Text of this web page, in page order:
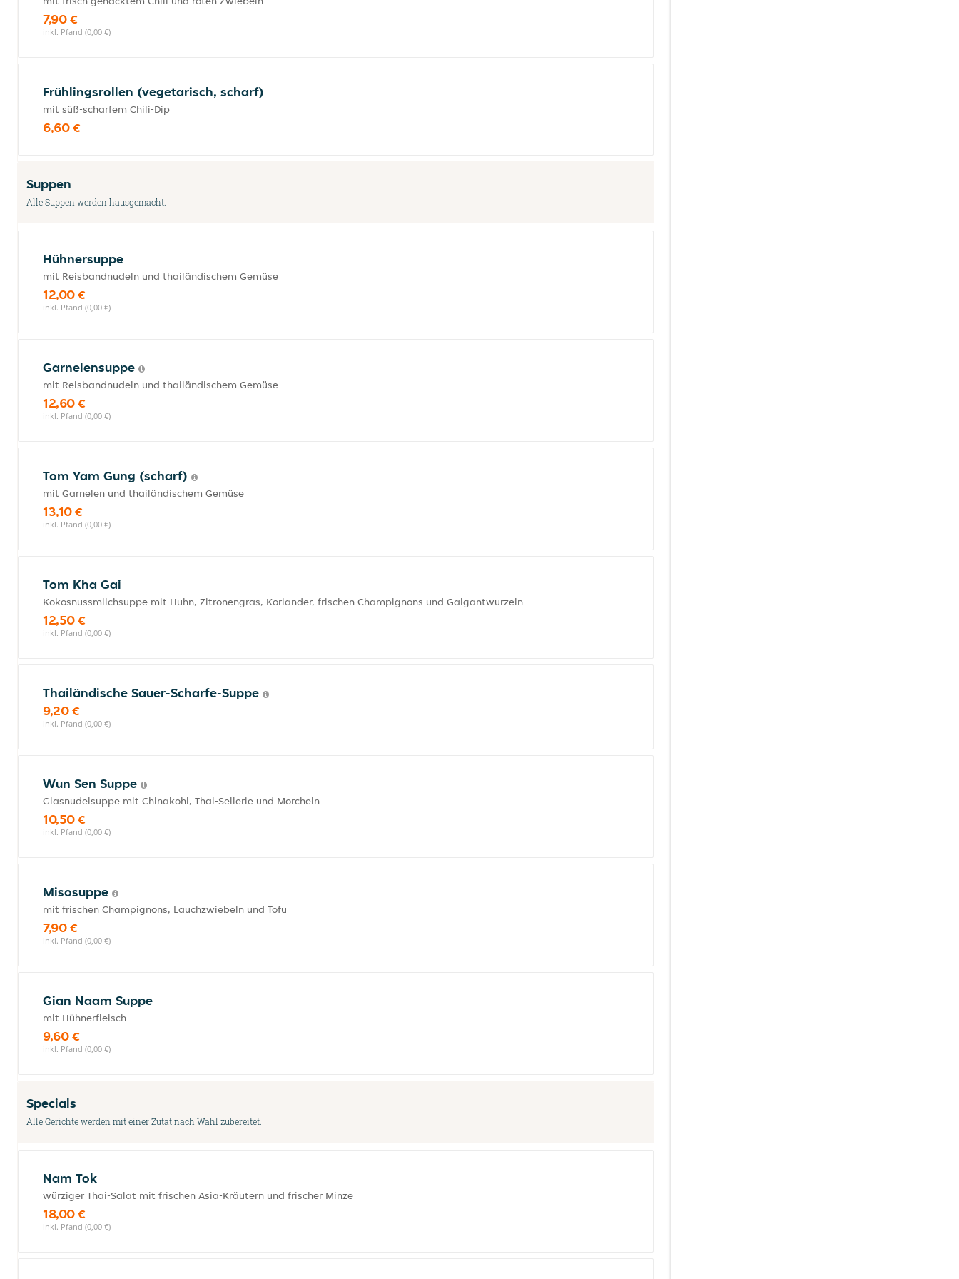
7,90 €
inkl. Pfand (0,00 €)
Frühlingsrollen (vegetarisch, scharf)
mit süß-scharfem Chili-Dip
6,60 €
Suppen
Alle Suppen werden hausgemacht.
Hühnersuppe
mit Reisbandnudeln und thailändischem Gemüse
12,00 €
inkl. Pfand (0,00 €)
Garnelensuppe
mit Reisbandnudeln und thailändischem Gemüse
12,60 €
inkl. Pfand (0,00 €)
Tom Yam Gung (scharf)
mit Garnelen und thailändischem Gemüse
13,10 €
inkl. Pfand (0,00 €)
Tom Kha Gai
Kokosnussmilchsuppe mit Huhn, Zitronengras, Koriander, frischen Champignons und Galgantwurzeln
12,50 €
inkl. Pfand (0,00 €)
Thailändische Sauer-Scharfe-Suppe
9,20 €
inkl. Pfand (0,00 €)
Wun Sen Suppe
Glasnudelsuppe mit Chinakohl, Thai-Sellerie und Morcheln
10,50 €
inkl. Pfand (0,00 €)
Misosuppe
mit frischen Champignons, Lauchzwiebeln und Tofu
7,90 €
inkl. Pfand (0,00 €)
Gian Naam Suppe
mit Hühnerfleisch
9,60 €
inkl. Pfand (0,00 €)
Specials
Alle Gerichte werden mit einer Zutat nach Wahl zubereitet.
Nam Tok
würziger Thai-Salat mit frischen Asia-Kräutern und frischer Minze
18,00 €
inkl. Pfand (0,00 €)